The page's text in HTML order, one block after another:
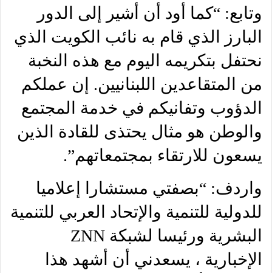
وتابع: “كما أود أن أشير إلى الدور
البارز الذي قام به نائب الكويت الذي
نحتفل بتكريمه اليوم مع هذه النخبة
من المتقاعدين اللبنانيين. إن عملكم
الدؤوب وتفانيكم في خدمة المجتمع
والوطن هو مثال يحتذى للقادة الذين
يسعون للارتقاء بمجتمعاتهم”.
واردف: “بصفتي مستشارا إعلاميا
للدولية للتنمية والإتحاد العربي للتنمية
البشرية ورئيسا لشبكة ZNN
الإخبارية ، يسعدني أن أشهد هذا